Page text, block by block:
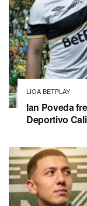
LIGA BETPLAY
Ian Poveda
Deportivo